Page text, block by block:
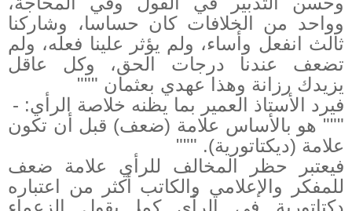
وواحد من الخلافات كان حساسا، وشاركنا
ثالث انفعل وأساء، ولم يؤثر علينا فعله، ولم
تضعف عندنا درجات الحق، وكل عاقل
يزيدك رزانة وهذا عهدي بعثمان """
فيرد الأستاذ العمير بما يظنه خلاصة الرأي: -
""" هو بالأساس علامة (ضعف) قبل أن تكون
علامة (ديكتاتورية). """
فيعتبر حظر المخالف للرأي علامة ضعف
للمفكر والإعلامي والكاتب أكثر من اعتباره
دكتاتورية في الرأي كما يقول الزعماء